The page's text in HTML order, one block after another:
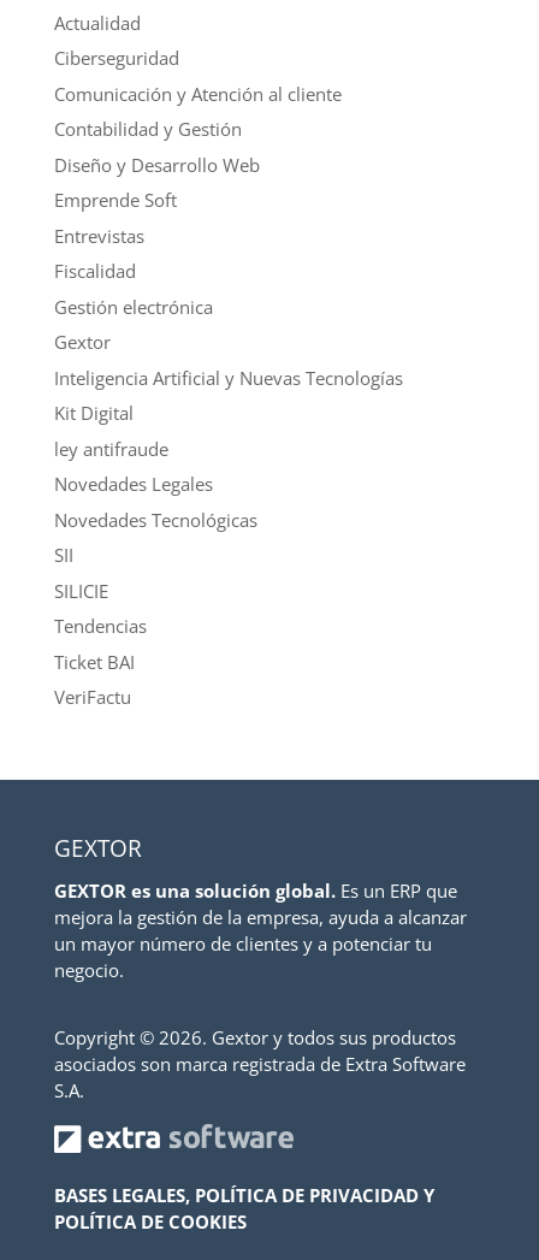
Actualidad
Ciberseguridad
Comunicación y Atención al cliente
Contabilidad y Gestión
Diseño y Desarrollo Web
Emprende Soft
Entrevistas
Fiscalidad
Gestión electrónica
Gextor
Inteligencia Artificial y Nuevas Tecnologías
Kit Digital
ley antifraude
Novedades Legales
Novedades Tecnológicas
SII
SILICIE
Tendencias
Ticket BAI
VeriFactu
GEXTOR
GEXTOR es una solución global.Es un ERP que
mejora la gestión de la empresa, ayuda a alcanzar
un mayor número de clientes y a potenciar tu
negocio.
Copyright © 2026. Gextor y todos sus productos
asociados son marca registrada de Extra Software
S.A.
BASES LEGALES, POLÍTICA DE PRIVACIDAD Y
POLÍTICA DE COOKIES